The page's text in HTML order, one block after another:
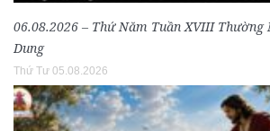
06.08.2026 – Thứ Năm Tuần XVIII Thường
Dung
Thứ Tư 05.08.2026